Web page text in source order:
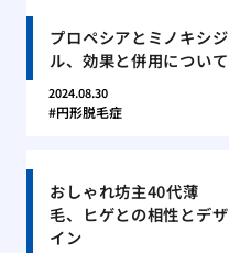
プロペシアとミノキシジ
ル、効果と併用について
2024.08.30
円形脱毛症
おしゃれ坊主40代薄
毛、ヒゲとの相性とデザ
イン